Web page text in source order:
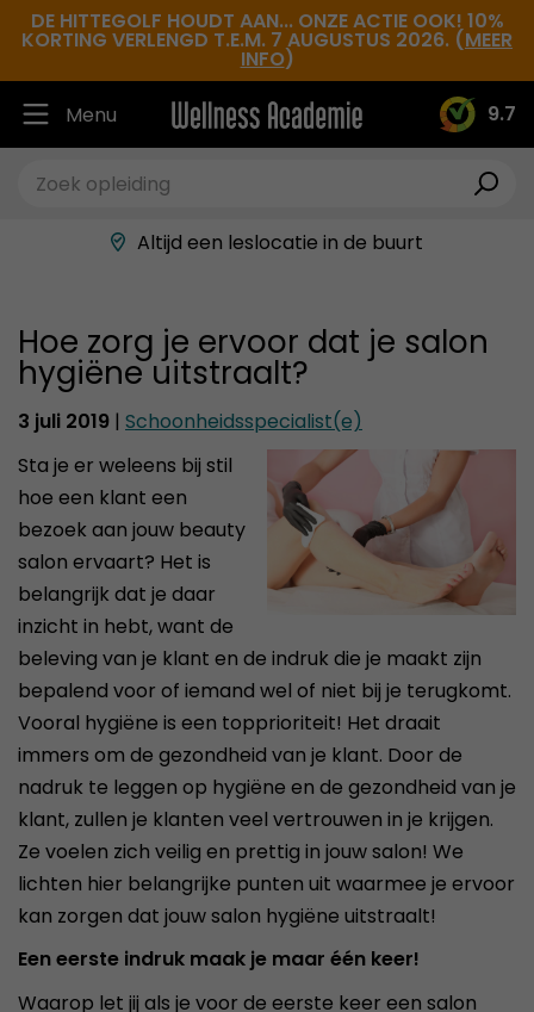
DE HITTEGOLF HOUDT AAN... ONZE ACTIE OOK! 10%
KORTING VERLENGD T.E.M. 7 AUGUSTUS 2026. (MEER
INFO)
9.7
Menu
Ruim 30.000 tevreden studenten
Beste docenten in de branche
Altijd een leslocatie in de buurt
Hoe zorg je ervoor dat je salon
hygiëne uitstraalt?
3 juli 2019 | Schoonheidsspecialist(e)
Sta je er weleens bij stil
hoe een klant een
bezoek aan jouw beauty
salon ervaart? Het is
belangrijk dat je daar
inzicht in hebt, want de
beleving van je klant en de indruk die je maakt zijn
bepalend voor of iemand wel of niet bij je terugkomt.
Vooral hygiëne is een topprioriteit! Het draait
immers om de gezondheid van je klant. Door de
nadruk te leggen op hygiëne en de gezondheid van je
klant, zullen je klanten veel vertrouwen in je krijgen.
Ze voelen zich veilig en prettig in jouw salon! We
lichten hier belangrijke punten uit waarmee je ervoor
kan zorgen dat jouw salon hygiëne uitstraalt!
Een eerste indruk maak je maar één keer!
Waarop let jij als je voor de eerste keer een salon